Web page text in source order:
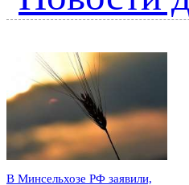
В Минсельхозе РФ заявили,